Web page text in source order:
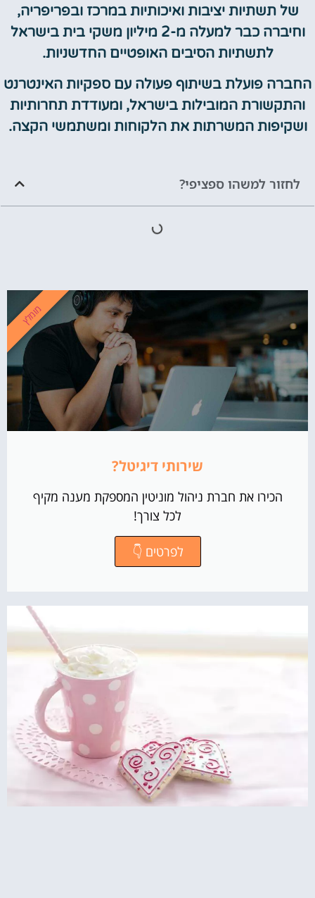
של תשתיות יציבות ואיכותיות במרכז ובפריפריה,
וחיברה כבר למעלה מ-2
מיליון משקי בית בישראל
לתשתיות הסיבים האופטיים החדשניות.
החברה פועלת בשיתוף פעולה עם ספקיות האינטרנט
והתקשורת המובילות בישראל, ומעודדת תחרותיות
ושקיפות המשרתות את הלקוחות ומשתמשי הקצה.
לחזור למשהו ספציפי?
שירותי דיגיטל?
הכירו את חברת ניהול מוניטין המספקת מענה מקיף
לכל צורך!
לפרטים 👇
מומלץ